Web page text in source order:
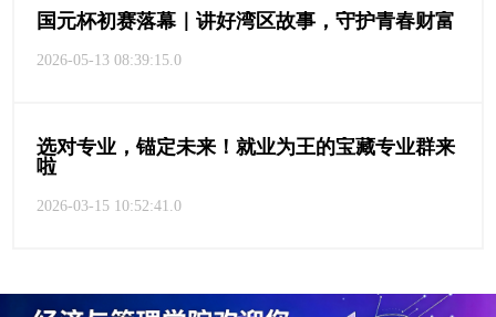
国元杯初赛落幕｜讲好湾区故事，守护青春财富
2026-05-13 08:39:15.0
选对专业，锚定未来！就业为王的宝藏专业群来
啦
2026-03-15 10:52:41.0